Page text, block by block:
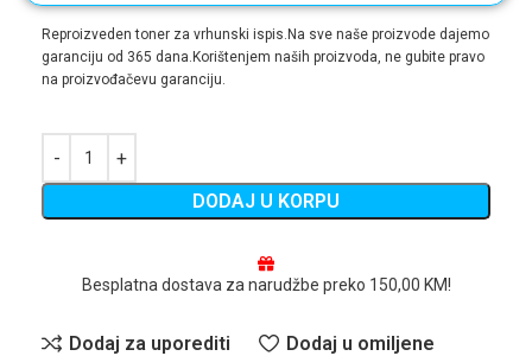
Reproizveden toner za vrhunski ispis.Na sve naše proizvode dajemo
garanciju od 365 dana.Korištenjem naših proizvoda, ne gubite pravo
na proizvođačevu garanciju.
DODAJ U KORPU
Besplatna dostava za narudžbe preko 150,00 KM!
Dodaj za uporediti Dodaj u omiljene